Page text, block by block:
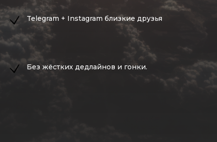
Telegram + Instagram близкие друзья
Без жёстких дедлайнов и гонки.